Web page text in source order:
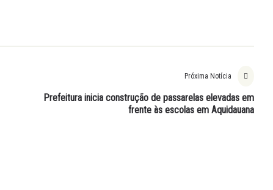
Próxima Notícia
Prefeitura inicia construção de passarelas elevadas em
frente às escolas em Aquidauana